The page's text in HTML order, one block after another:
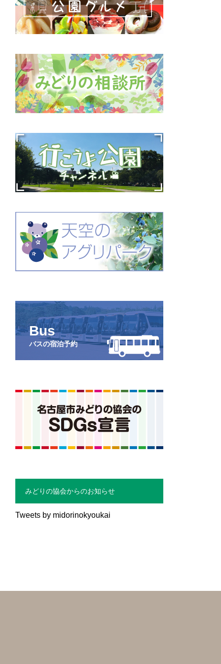
Bus
バスの宿泊予約
みどりの協会からのお知らせ
Tweets by midorinokyoukai